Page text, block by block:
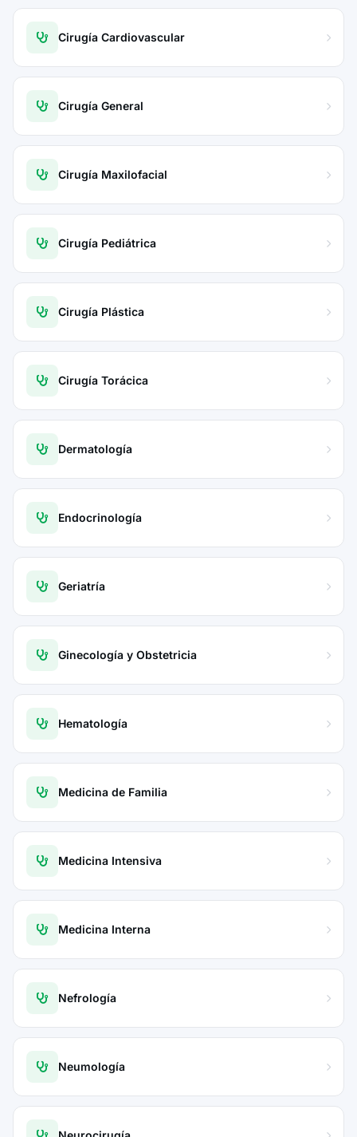
Cirugía Cardiovascular
Cirugía General
Cirugía Maxilofacial
Cirugía Pediátrica
Cirugía Plástica
Cirugía Torácica
Dermatología
Endocrinología
Geriatría
Ginecología y Obstetricia
Hematología
Medicina de Familia
Medicina Intensiva
Medicina Interna
Nefrología
Neumología